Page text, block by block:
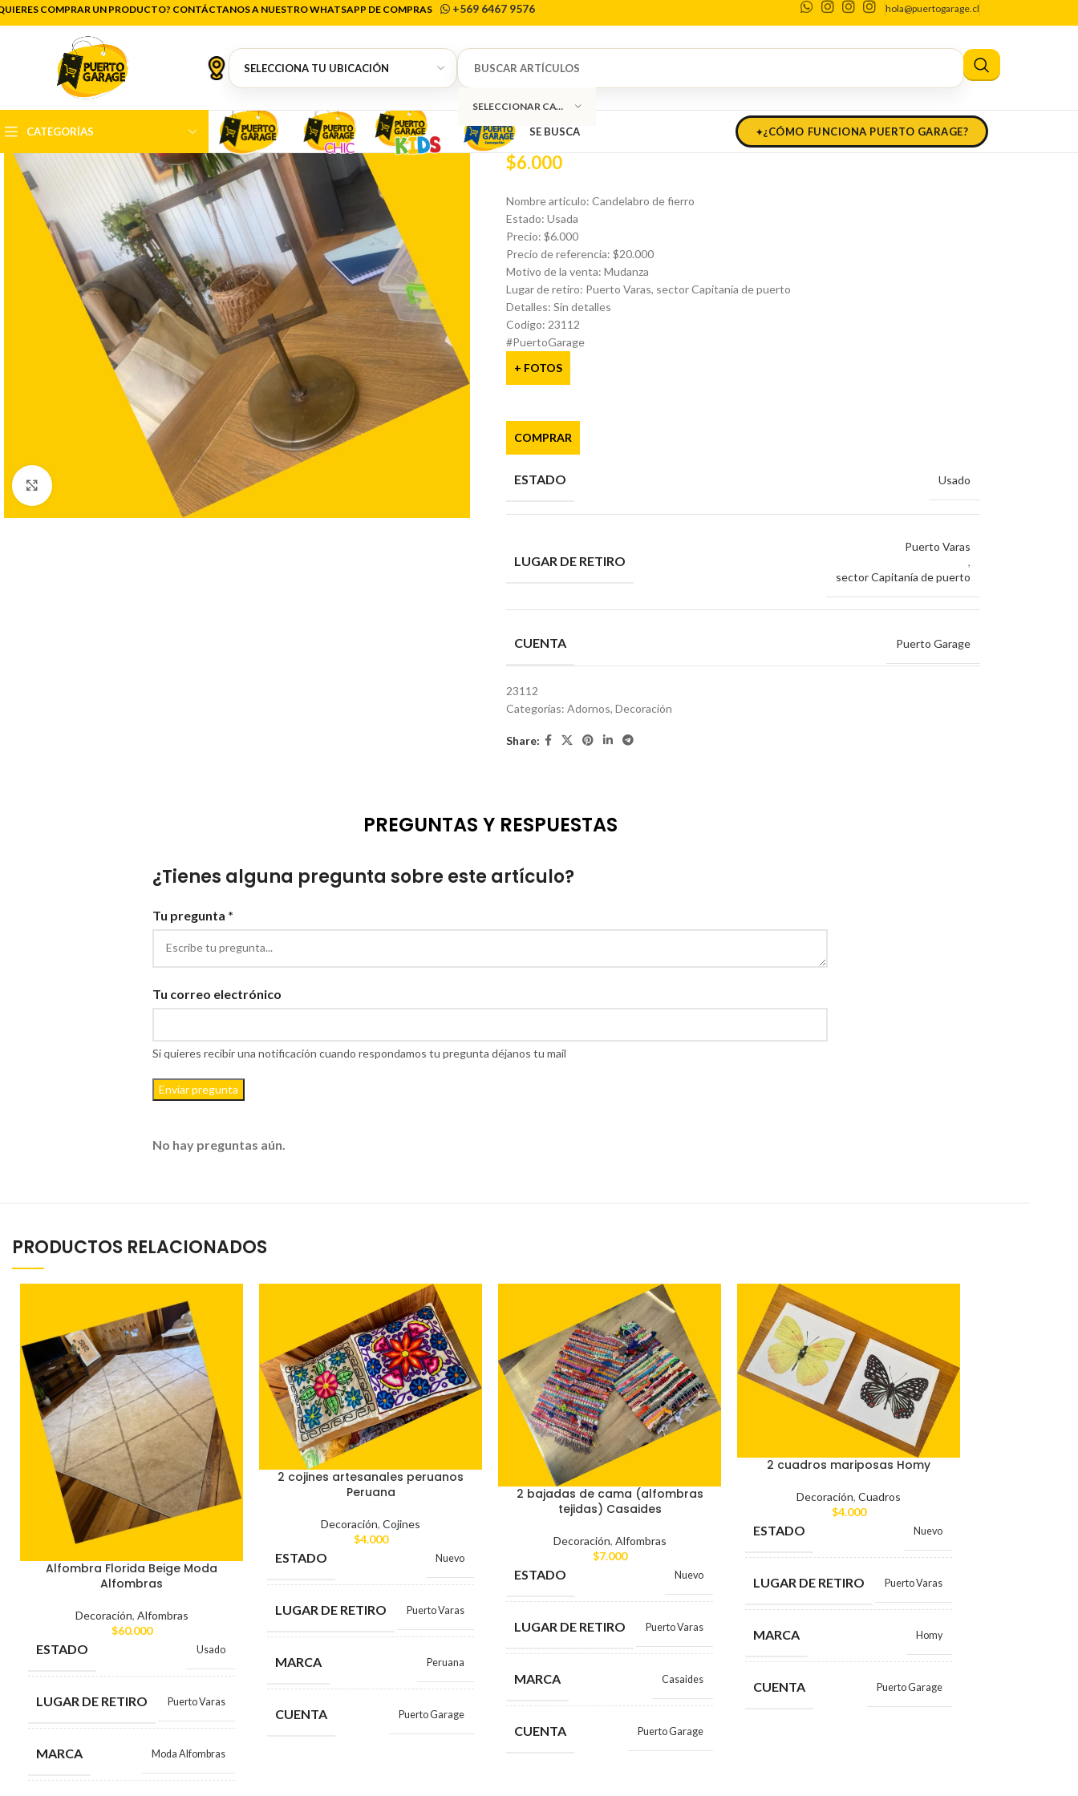
COMPRAR UN PRODUCTO? CONTÁCTANOS A NUESTRO WHATSAPP DE COMPRAS +569 6467 9576 hola@puertogarage.cl
SELECCIONAR CATEGORÍA
CATEGORÍAS SE BUSCA ¿CÓMO FUNCIONA PUERTO GARAGE?
Inicio Decoración Adornos Candelabro de fierro
0
Candelabro de fierro
$6.000
Nombre articulo: Candelabro de fierro
Estado: Usada
Precio: $6.000
Precio de referencia: $20.000
Motivo de la venta: Mudanza
Lugar de retiro: Puerto Varas, sector Capitanía de puerto
Detalles: Sin detalles
Codigo: 23112
#PuertoGarage
+ FOTOS
COMPRAR
ESTADO Usado
LUGAR DE RETIRO
Puerto Varas
,
sector Capitanía de puerto
CUENTA Puerto Garage
23112
Categorías: Adornos, Decoración
Share:
PREGUNTAS Y RESPUESTAS
¿Tienes alguna pregunta sobre este artículo?
Tu pregunta *
Tu correo electrónico
Si quieres recibir una notificación cuando respondamos tu pregunta déjanos tu mail
Enviar pregunta
No hay preguntas aún.
PRODUCTOS RELACIONADOS
Alfombra Florida Beige Moda
Alfombras
Decoración, Alfombras
$60.000
ESTADO Usado
LUGAR DE RETIRO Puerto Varas
MARCA Moda Alfombras
2 cojines artesanales peruanos
Peruana
Decoración, Cojines
$4.000
ESTADO Nuevo
LUGAR DE RETIRO Puerto Varas
MARCA Peruana
CUENTA Puerto Garage
2 bajadas de cama (alfombras
tejidas) Casaides
Decoración, Alfombras
$7.000
ESTADO Nuevo
LUGAR DE RETIRO Puerto Varas
MARCA Casaides
CUENTA Puerto Garage
2 cuadros mariposas Homy
Decoración, Cuadros
$4.000
ESTADO Nuevo
LUGAR DE RETIRO Puerto Varas
MARCA Homy
CUENTA Puerto Garage